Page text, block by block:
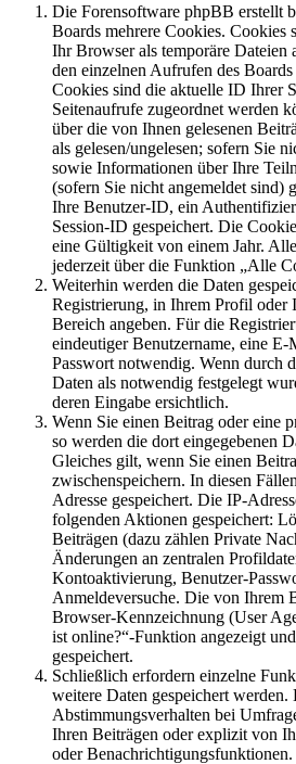
Die Forensoftware phpBB erstellt
Boards mehrere Cookies. Cookies
Ihr Browser als temporäre Dateien
den einzelnen Aufrufen des
Cookies sind die aktuelle ID Ihrer
Seitenaufrufe zugeordnet werden
über die von Ihnen gelesenen
als gelesen/ungelesen; sofern Sie
sowie Informationen über Ihre
(sofern Sie nicht angemeldet sind)
Ihre Benutzer-ID, ein
Session-ID gespeichert. Die
eine Gültigkeit von einem Jahr.
jederzeit über die Funktion „Alle
Weiterhin werden die Daten
Registrierung, in Ihrem Profil oder
Bereich angeben. Für die
eindeutiger Benutzername, eine
Passwort notwendig. Wenn durch
Daten als notwendig festgelegt
deren Eingabe ersichtlich.
Wenn Sie einen Beitrag oder eine
so werden die dort eingegebenen
Gleiches gilt, wenn Sie einen
zwischenspeichern. In diesen
Adresse gespeichert. Die IP-
folgenden Aktionen gespeichert:
Beiträgen (dazu zählen Private
Änderungen an zentralen
Kontoaktivierung, Benutzer-
Anmeldeversuche. Die von Ihrem
Browser-Kennzeichnung (User
ist online?“-Funktion angezeigt
gespeichert.
Schließlich erfordern einzelne
weitere Daten gespeichert werden.
Abstimmungsverhalten bei
Ihren Beiträgen oder explizit von
oder Benachrichtigungsfunktionen.